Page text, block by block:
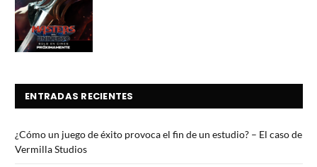
ENTRADAS RECIENTES
¿Cómo un juego de éxito provoca el fin de un estudio? – El caso de
Vermilla Studios